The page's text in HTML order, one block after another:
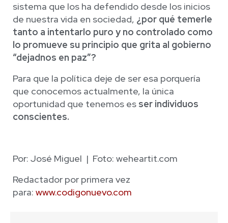
sistema que los ha defendido desde los inicios
de nuestra vida en sociedad, ¿por qué temerle
tanto a intentarlo puro y no controlado como
lo promueve su principio que grita al gobierno
“dejadnos en paz”?
Para que la política deje de ser esa porquería
que conocemos actualmente, la única
oportunidad que tenemos es ser individuos
conscientes.
Por: José Miguel | Foto: weheartit.com
Redactador por primera vez
para: www.codigonuevo.com